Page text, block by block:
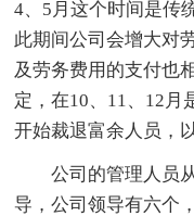
4、5月这个时间是传
此期间公司会增大对
及劳务费用的支付也
定，在10、11、12月
开始裁退富余人员，
公司的管理人员
导，公司领导有六个